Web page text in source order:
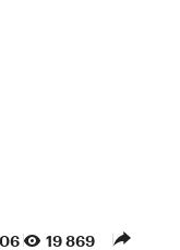
19 869